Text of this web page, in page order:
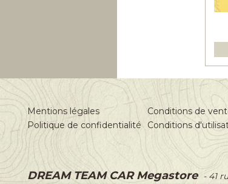
Mentions légales
Politique de confidentialité
Conditions de
Conditions
DREAM TEAM CAR Megastore - 41